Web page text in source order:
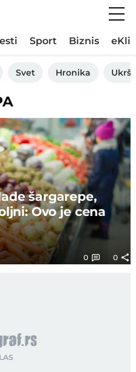
Sport Biznis
Svet Hronika
šargarepe,
Ovo je cena
0 0